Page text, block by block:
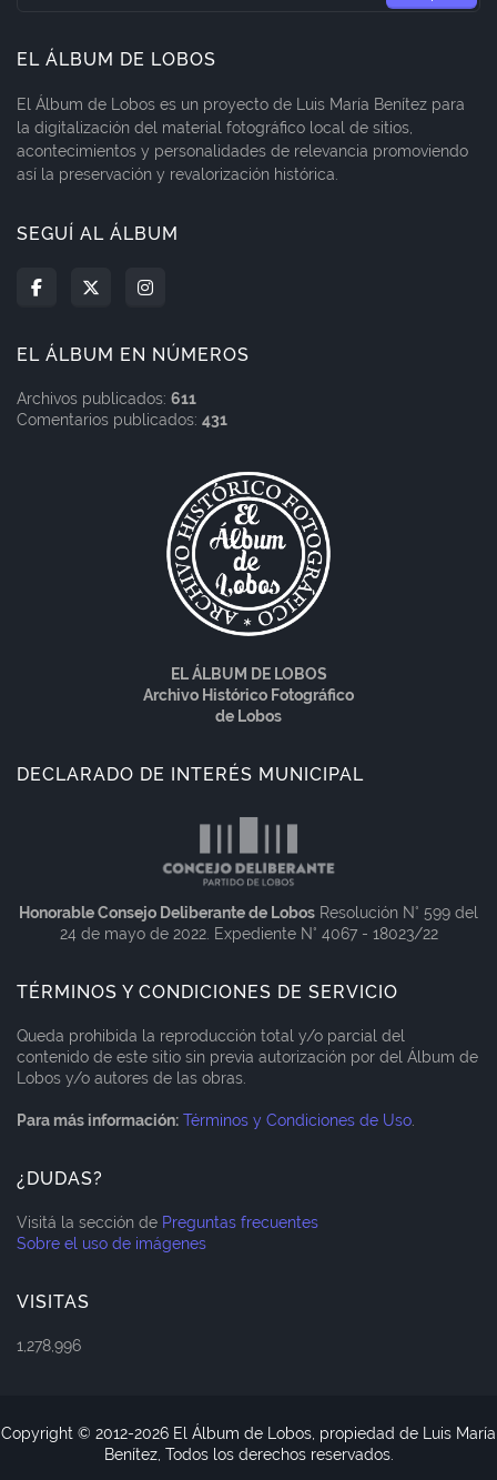
EL ÁLBUM DE LOBOS
El Álbum de Lobos es un proyecto de Luis María Benítez para
la digitalización del material fotográfico local de sitios,
acontecimientos y personalidades de relevancia promoviendo
así la preservación y revalorización histórica.
SEGUÍ AL ÁLBUM
EL ÁLBUM EN NÚMEROS
Archivos publicados: 611
Comentarios publicados: 431
EL ÁLBUM DE LOBOS
Archivo Histórico Fotográfico
de Lobos
DECLARADO DE INTERÉS MUNICIPAL
Honorable Consejo Deliberante de Lobos Resolución N° 599 del
24 de mayo de 2022. Expediente N° 4067 - 18023/22
TÉRMINOS Y CONDICIONES DE SERVICIO
Queda prohibida la reproducción total y/o parcial del
contenido de este sitio sin previa autorización por del Álbum de
Lobos y/o autores de las obras.
Para más información: Términos y Condiciones de Uso
¿DUDAS?
Visitá la sección de Preguntas frecuentes
Sobre el uso de imágenes
VISITAS
1,278,996
Copyright © 2012-2026 El Álbum de Lobos, propiedad de Luis María
Benítez, Todos los derechos reservados.